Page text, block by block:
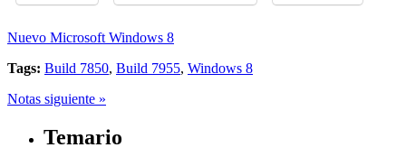
Nuevo Microsoft Windows 8
Tags: Build 7850, Build 7955, Windows 8
Notas siguiente »
Temario